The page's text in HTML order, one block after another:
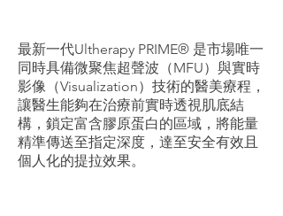
最新一代Ultherapy PRIME® 是市場唯一
同時具備微聚焦超聲波（MFU）與實時
影像（Visualization）技術的醫美療程，
讓醫生能夠在治療前實時透視肌底結
構，鎖定富含膠原蛋白的區域，將能量
精準傳送至指定深度，達至安全有效且
個人化的提拉效果。